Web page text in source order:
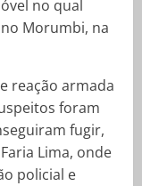
no qual
Morumbi, na
reação armada
foram
fugir,
Lima, onde
policial e